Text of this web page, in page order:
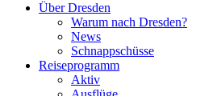
Über Dresden
Warum nach Dresden?
News
Schnappschüsse
Reiseprogramm
Aktiv